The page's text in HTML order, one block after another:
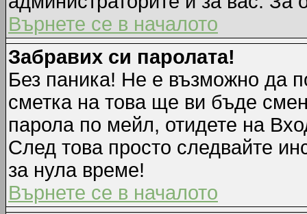
Върнете се в началото
Забравих си паролата!
Без паника! Не е възможно да
сметка на това ще ви бъде
парола по мейл, отидете на
След това просто следвайте
за нула време!
Върнете се в началото